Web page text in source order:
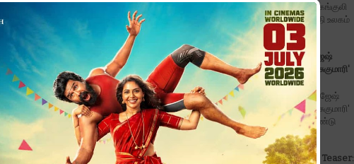
பார்க்க ஒரு சிறந்த படம்’ –
…
Read More
மூழ்கியதா தமிழ் சினிமா உலகில்
வெளியான ‘தாதா – தி சவுரவ் கங்குலி
ஸ்டோரி’ ஃபர்ஸ்ட் லுக்* *2027 மே 14-ஆம் தேதி உலகம்
முழுவதும் திரையரங்குகள...
நடிகர் திரு வீர் - ஐஸ்வர்யா ராஜேஷ்
இணைந்து நடித்திருக்கும் 'ஓ ! சுகுமாரி'
படத்தின் ட்ரெய்லர் வெளியீடு
*நடிகர் திரு வீர் - ஐஸ்வர்யா ராஜேஷ்
இணைந்து நடித்திருக்கும் 'ஓ ! சுகுமாரி'
படத்தின் ட்ரெய்லர் வெளியீடு* டீசர் மற்றும் இரண்டு
பாடல்க...
Don't Trouble The Trouble Teaser: